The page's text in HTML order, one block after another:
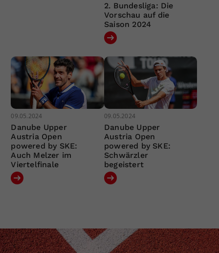
2. Bundesliga: Die
Vorschau auf die
Saison 2024
09.05.2024
Danube Upper
Austria Open
powered by SKE:
Auch Melzer im
Viertelfinale
09.05.2024
Danube Upper
Austria Open
powered by SKE:
Schwärzler
begeistert